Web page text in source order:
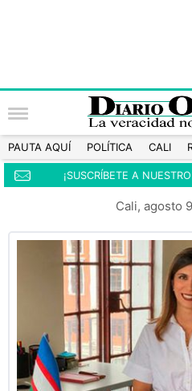
PAUTA AQUÍ POLÍTICA CALI
¡SUSCRÍBETE A
Cali, agosto